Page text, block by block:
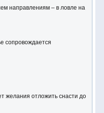
направлениям – в ловле на
сопровождается
желания отложить снасти до